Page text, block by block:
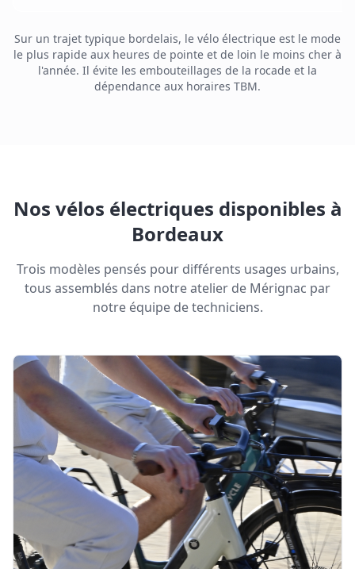
Sur un trajet typique bordelais, le vélo électrique est le mode
le plus rapide aux heures de pointe et de loin le moins cher à
l'année. Il évite les embouteillages de la rocade et la
dépendance aux horaires TBM.
Nos vélos électriques disponibles à
Bordeaux
Trois modèles pensés pour différents usages urbains,
tous assemblés dans notre atelier de Mérignac par
notre équipe de techniciens.